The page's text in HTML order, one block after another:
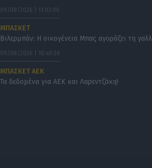
09/08/2026 | 11:03:06
ΜΠΑΣΚΕΤ
Βιλερμπάν: Η οικογένεια Μπας αγοράζει τη
09/08/2026 | 10:40:26
ΜΠΑΣΚΕΤ ΑΕΚ
Τα δεδομένα για ΑΕΚ και Λαρεντζάκη!